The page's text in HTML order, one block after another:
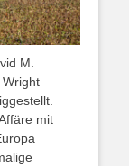
M.
mit